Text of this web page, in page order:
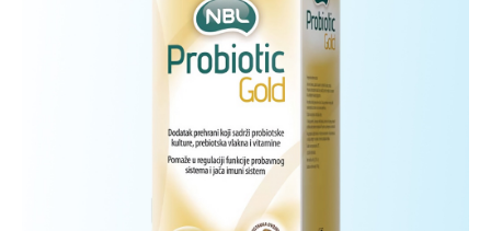
Интимно здравје
Медицински апрати